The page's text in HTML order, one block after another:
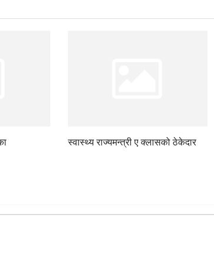
स्वास्थ्य राज्यमन्त्री ए क्लासको ठेकेदार